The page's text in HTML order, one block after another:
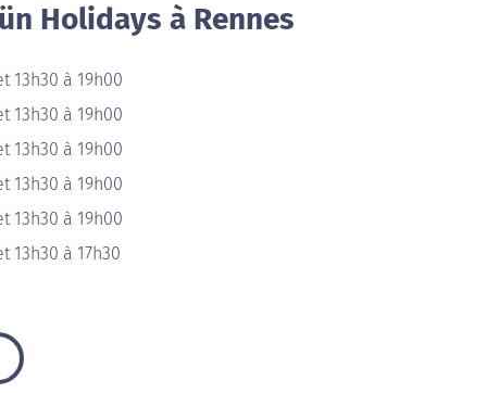
Holidays à Rennes
13h30 à 19h00
13h30 à 19h00
13h30 à 19h00
13h30 à 19h00
13h30 à 19h00
13h30 à 17h30